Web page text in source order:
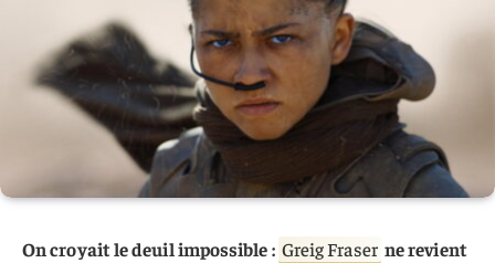
On croyait le deuil impossible : Greig Fraser ne revient